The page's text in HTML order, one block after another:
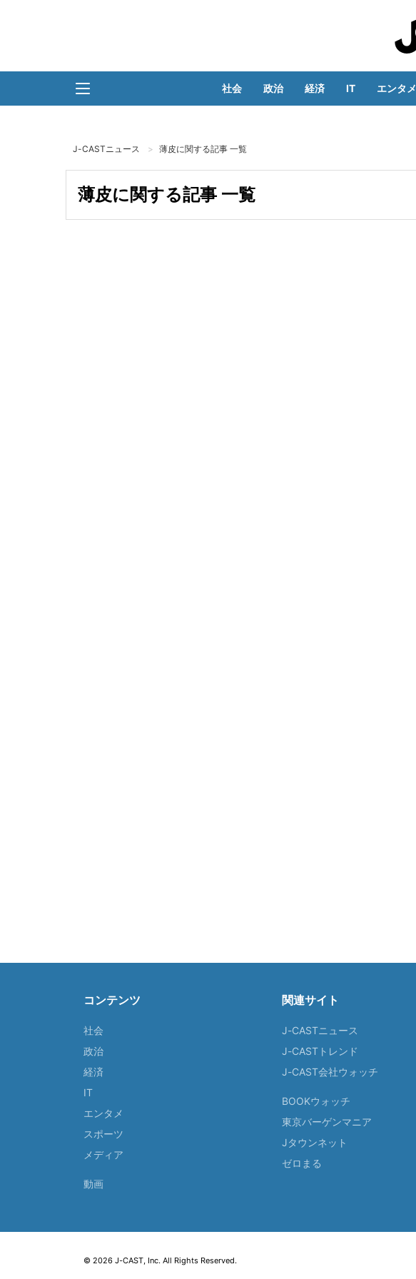
社会 政治 経済 IT エンタメ
J-CASTニュース 薄皮に関する記事 一覧
薄皮に関する記事 一覧
コンテンツ
社会
政治
経済
IT
エンタメ
スポーツ
メディア
動画
関連サイト
J-CASTニュース
J-CASTトレンド
J-CAST会社ウォッチ
BOOKウォッチ
東京バーゲンマニア
Jタウンネット
ゼロまる
© 2026 J-CAST, Inc. All Rights Reserved.